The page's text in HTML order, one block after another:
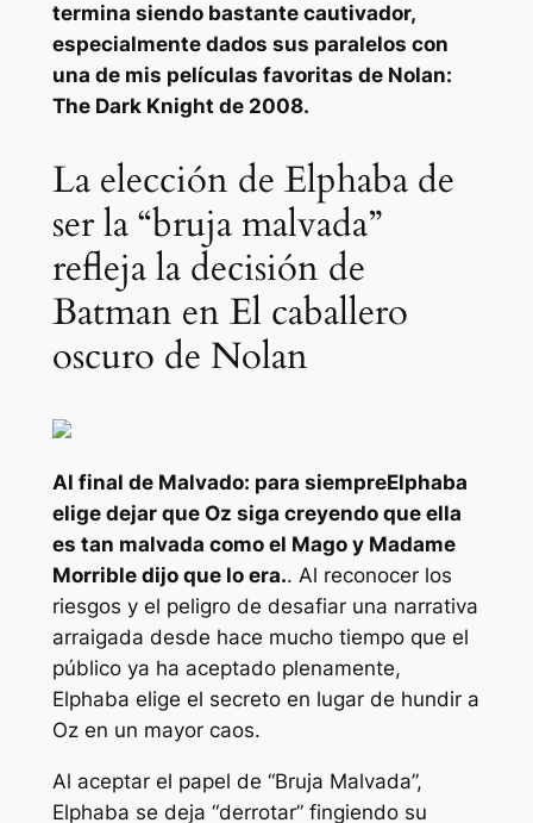
termina siendo bastante cautivador,
especialmente dados sus paralelos con
una de mis películas favoritas de Nolan:
The Dark Knight de 2008.
La elección de Elphaba de
ser la “bruja malvada”
refleja la decisión de
Batman en El caballero
oscuro de Nolan
Al final de Malvado: para siempreElphaba
elige dejar que Oz siga creyendo que ella
es tan malvada como el Mago y Madame
Morrible dijo que lo era.. Al reconocer los
riesgos y el peligro de desafiar una narrativa
arraigada desde hace mucho tiempo que el
público ya ha aceptado plenamente,
Elphaba elige el secreto en lugar de hundir a
Oz en un mayor caos.
Al aceptar el papel de “Bruja Malvada”,
Elphaba se deja “derrotar” fingiendo su